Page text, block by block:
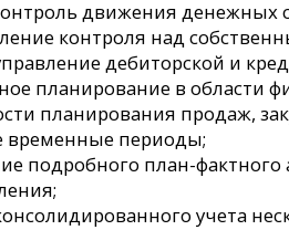
движения денежных
контроля над
дебиторской и
планирование в области
планирования продаж,
временные периоды;
подробного план-фактного
учета